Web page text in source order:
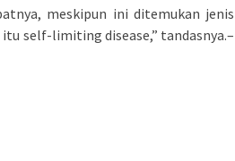
meskipun ini ditemukan jenis
self-limiting disease,” tandasnya.–